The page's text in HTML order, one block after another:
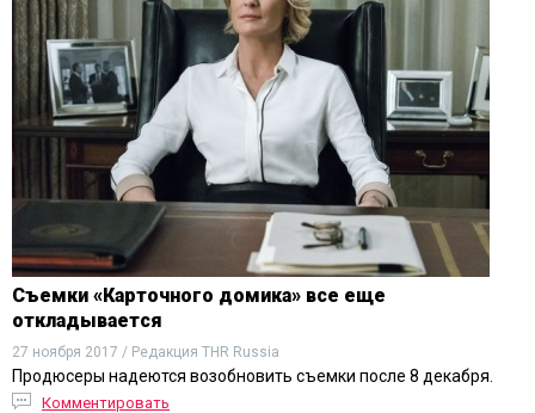
Съемки «Карточного домика» все еще
откладывается
27 ноября 2017 / Редакция THR Russia
Продюсеры надеются возобновить съемки после 8 декабря.
Комментировать